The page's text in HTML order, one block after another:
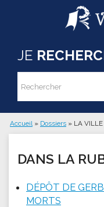
Aller au contenu principal
JE
Rechercher
Vous êtes
Accueil » Dossiers » LA VILLE
DANS LA
DÉPÔT DE
MORTS